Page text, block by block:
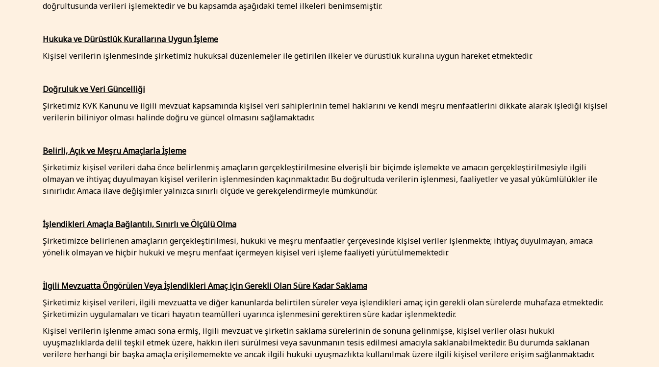
doğrultusunda verileri işlemektedir ve bu kapsamda aşağıdaki temel ilkeleri benimsemiştir.
Hukuka ve Dürüstlük Kurallarına Uygun İşleme
Kişisel verilerin işlenmesinde şirketimiz hukuksal düzenlemeler ile getirilen ilkeler ve dürüstlük kuralına uygun hareket etmektedir.
Doğruluk ve Veri Güncelliği
Şirketimiz KVK Kanunu ve ilgili mevzuat kapsamında kişisel veri sahiplerinin temel haklarını ve kendi meşru menfaatlerini dikkate alarak işlediği kişisel
verilerin biliniyor olması halinde doğru ve güncel olmasını sağlamaktadır.
Belirli, Açık ve Meşru Amaçlarla İşleme
Şirketimiz kişisel verileri daha önce belirlenmiş amaçların gerçekleştirilmesine elverişli bir biçimde işlemekte ve amacın gerçekleştirilmesiyle ilgili
olmayan ve ihtiyaç duyulmayan kişisel verilerin işlenmesinden kaçınmaktadır. Bu doğrultuda verilerin işlenmesi, faaliyetler ve yasal yükümlülükler ile
sınırlıdır. Amaca ilave değişimler yalnızca sınırlı ölçüde ve gerekçelendirmeyle mümkündür.
İşlendikleri Amaçla Bağlantılı, Sınırlı ve Ölçülü Olma
Şirketimizce belirlenen amaçların gerçekleştirilmesi, hukuki ve meşru menfaatler çerçevesinde kişisel veriler işlenmekte; ihtiyaç duyulmayan, amaca
yönelik olmayan ve hiçbir hukuki ve meşru menfaat içermeyen kişisel veri işleme faaliyeti yürütülmemektedir.
İlgili Mevzuatta Öngörülen Veya İşlendikleri Amaç için Gerekli Olan Süre Kadar Saklama
Şirketimiz kişisel verileri, ilgili mevzuatta ve diğer kanunlarda belirtilen süreler veya işlendikleri amaç için gerekli olan sürelerde muhafaza etmektedir.
Şirketimizin uygulamaları ve ticari hayatın teamülleri uyarınca işlenmesini gerektiren süre kadar işlenmektedir.
Kişisel verilerin işlenme amacı sona ermiş, ilgili mevzuat ve şirketin saklama sürelerinin de sonuna gelinmişse, kişisel veriler olası hukuki
uyuşmazlıklarda delil teşkil etmek üzere, hakkın ileri sürülmesi veya savunmanın tesis edilmesi amacıyla saklanabilmektedir. Bu durumda saklanan
verilere herhangi bir başka amaçla erişilememekte ve ancak ilgili hukuki uyuşmazlıkta kullanılmak üzere ilgili kişisel verilere erişim sağlanmaktadır.